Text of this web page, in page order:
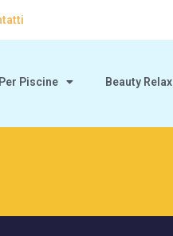
Piscine Beauty Relax